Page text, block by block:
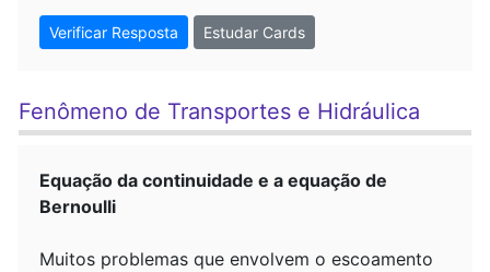
Verificar Resposta Estudar Cards
Fenômeno de Transportes e Hidráulica
Equação da continuidade e a equação de
Bernoulli
Muitos problemas que envolvem o escoamento